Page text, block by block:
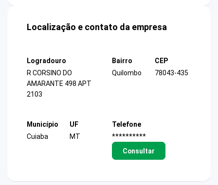
Localização e contato da empresa
Logradouro
R CORSINO DO
AMARANTE 498 APT
2103
Bairro
Quilombo
CEP
78043-435
Município
Cuiaba
UF
MT
Telefone
**********
Consultar